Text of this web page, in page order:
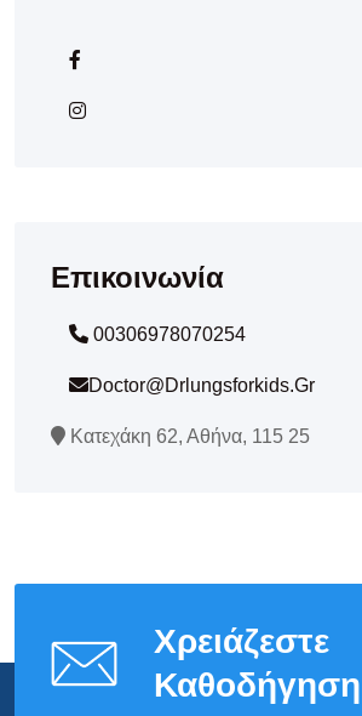
Επικοινωνία
00306978070254
Doctor@drlungsforkids.gr
Κατεχάκη 62, Αθήνα, 115 25
Χρειάζεστε